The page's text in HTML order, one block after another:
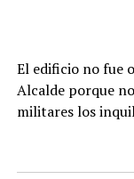
El edificio no fue
Alcalde porque
militares los